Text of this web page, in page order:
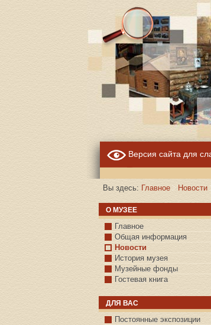
Версия сайта для
Вы здесь: Главное Новости
О МУЗЕЕ
Главное
Общая информация
Новости
История музея
Музейные фонды
Гостевая книга
ДЛЯ ВАС
Постоянные экспозиции